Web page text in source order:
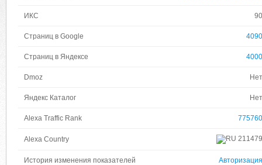
ИКС 90
Страниц в Google 4090
Страниц в Яндексе 4000
Dmoz Нет
Яндекс Каталог Нет
Alexa Traffic Rank 775760
Alexa Country 211479
История изменения показателей Авторизация